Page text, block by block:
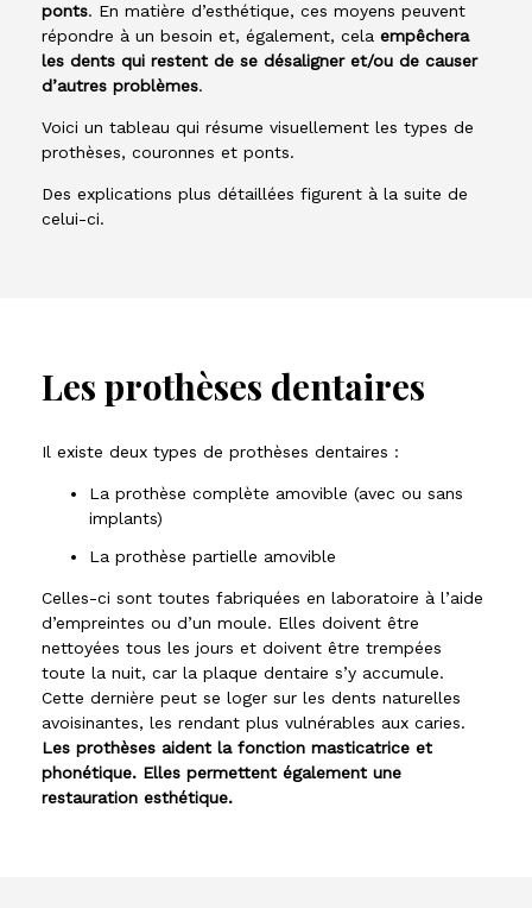
ponts. En matière d’esthétique, ces moyens peuvent
répondre à un besoin et, également, cela empêchera
les dents qui restent de se désaligner et/ou de causer
d’autres problèmes.
Voici un tableau qui résume visuellement les types de
prothèses, couronnes et ponts.
Des explications plus détaillées figurent à la suite de
celui-ci.
Les prothèses dentaires
Il existe deux types de prothèses dentaires :
La prothèse complète amovible (avec ou sans
implants)
La prothèse partielle amovible
Celles-ci sont toutes fabriquées en laboratoire à l’aide
d’empreintes ou d’un moule. Elles doivent être
nettoyées tous les jours et doivent être trempées
toute la nuit, car la plaque dentaire s’y accumule.
Cette dernière peut se loger sur les dents naturelles
avoisinantes, les rendant plus vulnérables aux caries.
Les prothèses aident la fonction masticatrice et
phonétique. Elles permettent également une
restauration esthétique.